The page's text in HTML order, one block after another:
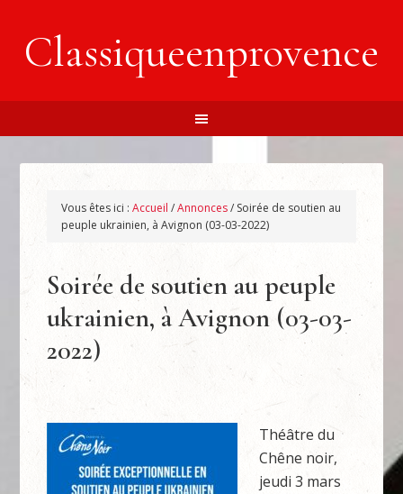
Classiqueenprovence
Vous êtes ici :Accueil /Annonces/ Soirée de soutien au
peuple ukrainien, à Avignon (03-03-2022)
Soirée de soutien au peuple
ukrainien, à Avignon (03-03-
2022)
Théâtre du
Chêne noir,
jeudi 3 mars